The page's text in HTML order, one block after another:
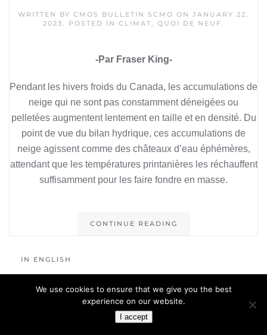
WRITTEN BY CMOS BULLETIN SCMO ON JANUARY 22,
2023. POSTED IN CLIMAT, QUOI DE NEUF.
-Par Fraser King-
Pendant les hivers froids du Canada, les accumulations de
neige qui ne sont pas constamment déneigées ou
pelletées augmentent lentement en taille et en densité. Du
point de vue du bilan hydrique, ces accumulations de
neige agissent comme des châteaux d’eau éphémères,
attendant que les températures printanières les réchauffent
suffisamment pour les faire fondre en masse.
CONTINUE READING
IN ENGLISH
We use cookies to ensure that we give you the best
experience on our website.
I accept